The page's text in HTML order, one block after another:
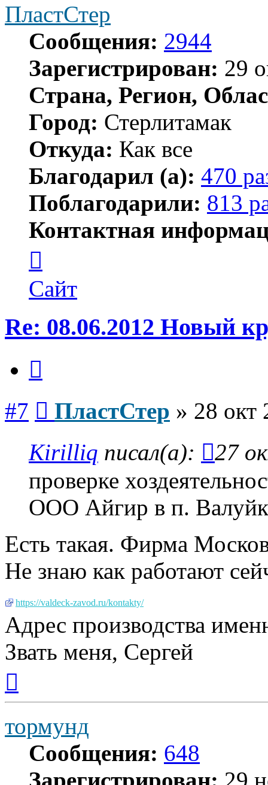
ПластСтер
Сообщения: 2944
Зарегистрирован: 29
Страна, Регион,
Город: Стерлитамак
Откуда: Как все
Благодарил (а): 470
Поблагодарили: 813
Контактная
пользователя
ПластСтер
Сайт
Re: 08.06.2012 Новый
#7 ПластСтер » 28 окт
Kirilliq писал(а):
27
проверке
ООО Айгир в п.
Есть такая. Фирма
Не знаю как работают
https://valdeck-zavod.ru/kontakty/
Адрес производства
Звать меня, Сергей
началу
тормунд
Сообщения: 648